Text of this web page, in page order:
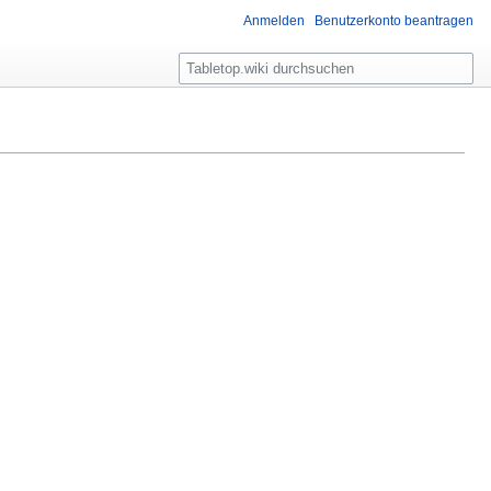
Anmelden Benutzerkonto beantragen
S
u
e